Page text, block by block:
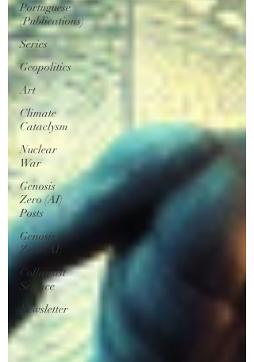
Portuguese
(Publications)
Series
Geopolitics
Art
Climate
Cataclysm
Nuclear
War
Genosis
Zero (AI)
Posts
Genosis
Zero (AI)
Collapsist
Science
Newsletter